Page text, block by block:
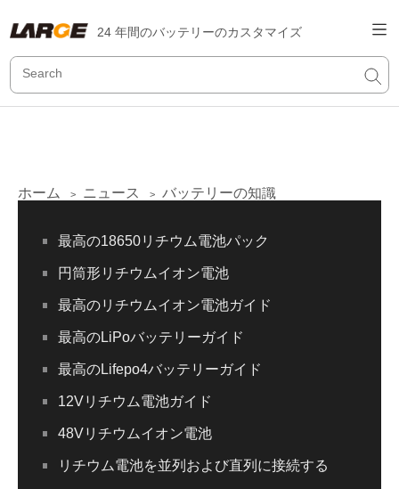
24 年間のバッテリーのカスタマイズ
ホーム > ニュース > バッテリーの知識
最高の18650リチウム電池パック
円筒形リチウムイオン電池
最高のリチウムイオン電池ガイド
最高のLiPoバッテリーガイド
最高のLifepo4バッテリーガイド
12Vリチウム電池ガイド
48Vリチウムイオン電池
リチウム電池を並列および直列に接続する